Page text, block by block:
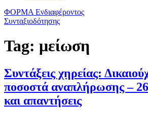
ΦΟΡΜΑ Ενδιαφέροντος
Συνταξιοδότησης
Tag: μείωση
Συντάξεις χηρείας:
ποσοστά αναπλήρωσης –
και απαντήσεις